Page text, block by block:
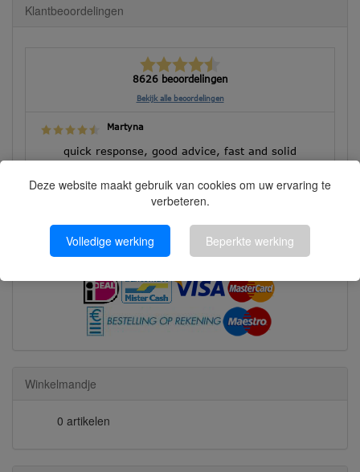
Deze website maakt gebruik van cookies om uw ervaring te
verbeteren.
Volledige werking Beperkte werking
Klantbeoordelingen
8626 beoordelingen
Bekijk alle beoordelingen
Martyna
quick response, good advice, fast and solid
Betalen kunt u met:
Winkelmandje
0 artikelen